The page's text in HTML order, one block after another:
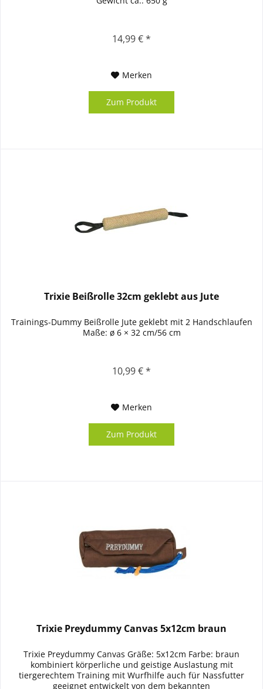
14,99 € *
Merken
Zum Produkt
Trixie Beißrolle 32cm geklebt aus Jute
Trainings-Dummy Beißrolle Jute geklebt mit 2 Handschlaufen
Maße: ø 6 × 32 cm/56 cm
10,99 € *
Merken
Zum Produkt
Trixie Preydummy Canvas 5x12cm braun
Trixie Preydummy Canvas Gräße: 5x12cm Farbe: braun
kombiniert körperliche und geistige Auslastung mit
tiergerechtem Training mit Wurfhilfe auch für Nassfutter
geeignet entwickelt von dem bekannten